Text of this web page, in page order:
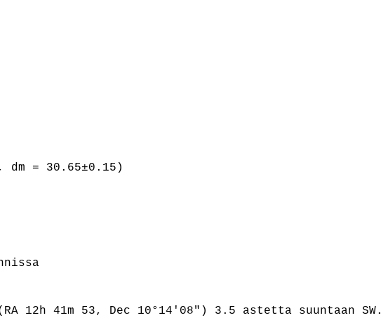
= 30.65±0.15)
12h 41m 53, Dec 10°14'08") 3.5 astetta suuntaan SW.